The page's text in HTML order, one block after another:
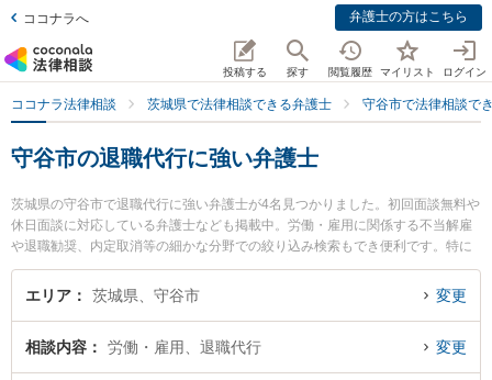
ココナラへ 弁護士の方はこちら
投稿する 探す 閲覧履歴 マイリスト ログイン
ココナラ法律相談 茨城県で法律相談できる弁護士 守谷市で法律相談で
守谷市の退職代行に強い弁護士
茨城県の守谷市で退職代行に強い弁護士が4名見つかりました。初回面談無料や
休日面談に対応している弁護士なども掲載中。労働・雇用に関係する不当解雇
や退職勧奨、内定取消等の細かな分野での絞り込み検索もでき便利です。特に
弁護士法人翠 守谷事務所の山田 雄治弁護士や市川法律事務所の吉津 和輝弁護
士、守谷総合法律事務所の地引 雅志弁護士のプロフィール情報や弁護士費用、
な近くの弁護士を検索したい』『初回相談無料で退職代行を法律相談できる守
谷市内の弁護士に相談予約したい』などでお困りの相談者さんにおすすめで
エリア 茨城県、守谷市 変更
相談内容 労働・雇用、退職代行 変更